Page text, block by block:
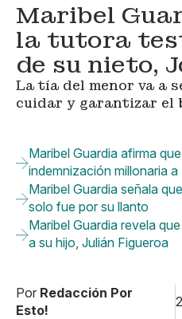
Maribel
la tutora
de su nieto,
La tía del menor va a
cuidar y garantizar el
Maribel Guardia afirma
indemnización millonaria
Maribel Guardia señala
solo fue por su llanto
Maribel Guardia revela
a su hijo, Julián Figueroa
Por Redacción Por
Esto!